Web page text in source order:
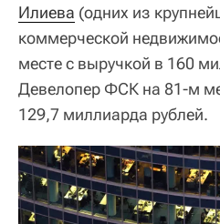
Илиева (одних из
коммерческой
месте с выручкой в 160
Девелопер ФСК на 81-м
129,7 миллиарда рублей.